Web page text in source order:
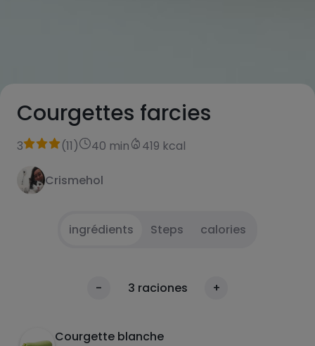
Courgettes farcies
3 (11) 40 min 419 kcal
Crismehol
ingrédients Steps calories
- 3 raciones +
Courgette blanche
Vider les courgettes, assaisonner de sel et de
poivre et passer au micro-ondes pendant 10
plus longtemps si nécessaire.